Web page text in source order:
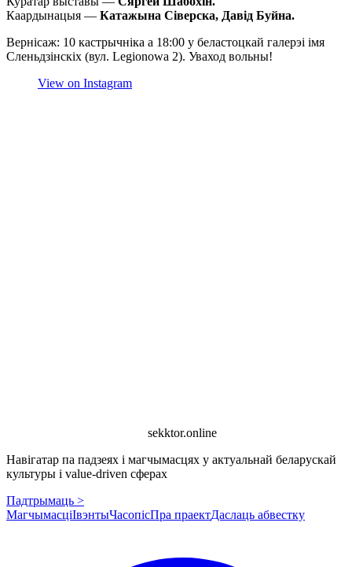
Каардынацыя — Катажына Сіверска, Давід Буйна.
Вернісаж: 10 кастрычніка а 18:00 у беластоцкай галерэі імя
Сленьдзінскіх (вул. Legionowa 2). Уваход вольны!
View on Instagram
sekktor.online
Навігатар па падзеях і магчымасцях у актуальнай беларускай
культуры і value-driven сферах
Падтрымаць >
МагчымасціІвэнтыЧасопісПра праектДаслаць абвестку